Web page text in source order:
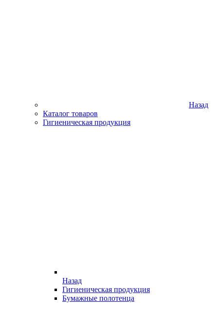
Назад
Каталог товаров
Гигиеническая продукция
Назад
Гигиеническая продукция
Бумажные полотенца